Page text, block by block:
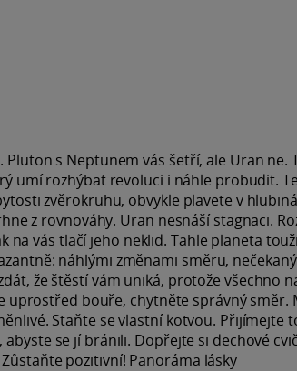
s Neptunem vás šetří, ale Uran ne.
umí rozhýbat revoluci i náhle probudit.
zvěrokruhu, obvykle plavete v
z rovnováhy. Uran nesnáší stagnaci.
na vás tlačí jeho neklid. Tahle planeta
náhlými změnami směru,
že štěstí vám uniká, protože všechno
uprostřed bouře, chytněte správný směr.
Staňte se vlastní kotvou. Přijímejte
se jí bránili. Dopřejte si dechové
pozitivní! Panoráma lásky